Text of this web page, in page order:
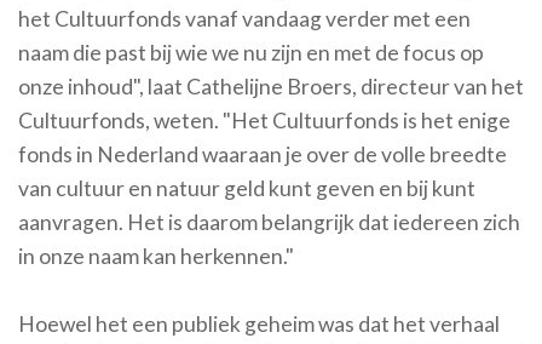
het Cultuurfonds vanaf vandaag verder met een
naam die past bij wie we nu zijn en met de focus op
onze inhoud", laat Cathelijne Broers, directeur van het
Cultuurfonds, weten. "Het Cultuurfonds is het enige
fonds in Nederland waaraan je over de volle breedte
van cultuur en natuur geld kunt geven en bij kunt
aanvragen. Het is daarom belangrijk dat iedereen zich
in onze naam kan herkennen."
Hoewel het een publiek geheim was dat het verhaal